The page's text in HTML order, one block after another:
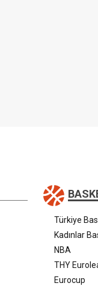
Türkiye
Kadınlar
NBA
THY
Eurocup